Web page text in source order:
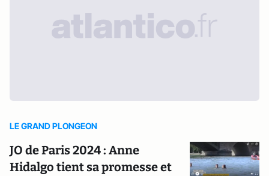
LE GRAND PLONGEON
JO de Paris 2024 : Anne
Hidalgo tient sa promesse et